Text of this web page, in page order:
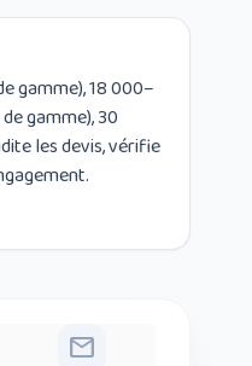
gamme), 18 000–
gamme), 30
les devis, vérifie
mail